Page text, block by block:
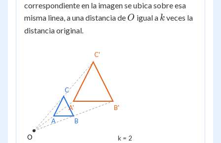
correspondiente en la imagen se ubica sobre esa
misma linea, a una distancia de O
O igual a k
kveces la
distancia original.
O
A B
C
A' B'
C'
k = 2